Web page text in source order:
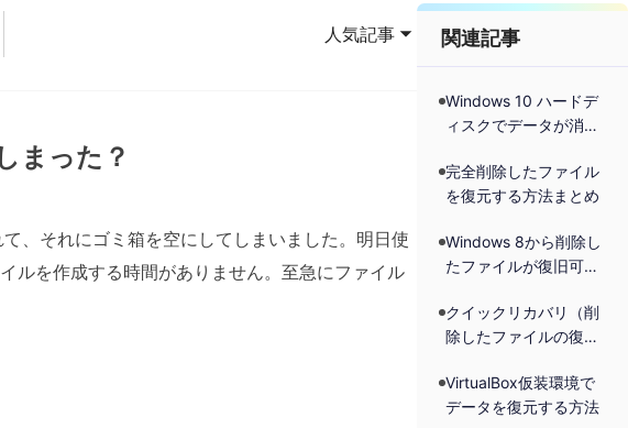
人気記事
まった？
、それにゴミ箱を空にしてしまいました。明日使
ルを作成する時間がありません。至急にファイル
関連記事
Windows 10 ハードデ
ィスクでデータが消え
完全削除したファイル
を復元する方法まとめ
Windows 8から削除し
たファイルが復旧可能
クイックリカバリ（削
除したファイルの復
VirtualBox仮装環境で
データを復元する方法